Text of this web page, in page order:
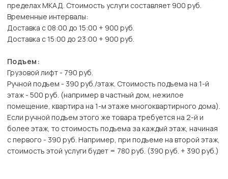
пределах МКАД. Стоимость услуги составляет 900 руб.
Временные интервалы:
Доставка с 08:00 до 15:00 + 900 руб.
Доставка с 15:00 до 23:00 + 900 руб.
Подъем:
Грузовой лифт - 790 руб.
Ручной подъем - 390 руб./этаж. Стоимость подъема на 1-й
этаж - 500 руб. (например в частный дом, нежилое
помещение, квартира на 1-м этаже многоквартирного дома).
Если ручной подъем этого же товара требуется на 2-й и
более этаж, то стоимость подъема за каждый этаж, начиная
с первого - 390 руб. Например, при подъеме на второй этаж,
стоимость этой услуги будет = 780 руб. (390 руб. + 390 руб.)